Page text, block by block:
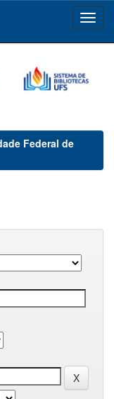
Federal de